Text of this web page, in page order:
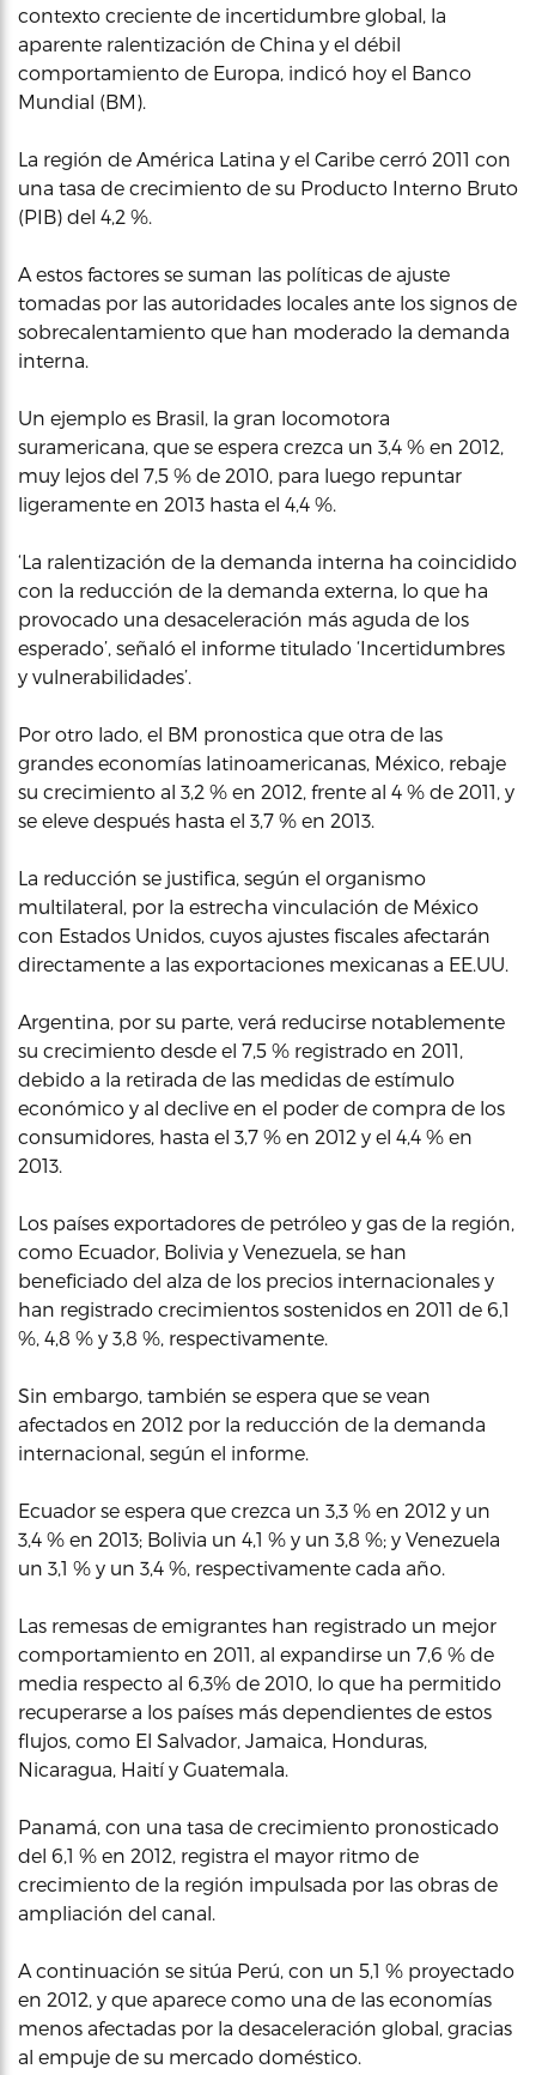
contexto creciente de incertidumbre global, la
aparente ralentización de China y el débil
comportamiento de Europa, indicó hoy el Banco
Mundial (BM).
La región de América Latina y el Caribe cerró 2011 con
una tasa de crecimiento de su Producto Interno Bruto
(PIB) del 4,2 %.
A estos factores se suman las políticas de ajuste
tomadas por las autoridades locales ante los signos de
sobrecalentamiento que han moderado la demanda
interna.
Un ejemplo es Brasil, la gran locomotora
suramericana, que se espera crezca un 3,4 % en 2012,
muy lejos del 7,5 % de 2010, para luego repuntar
ligeramente en 2013 hasta el 4,4 %.
‘La ralentización de la demanda interna ha coincidido
con la reducción de la demanda externa, lo que ha
provocado una desaceleración más aguda de los
esperado’, señaló el informe titulado ‘Incertidumbres
y vulnerabilidades’.
Por otro lado, el BM pronostica que otra de las
grandes economías latinoamericanas, México, rebaje
su crecimiento al 3,2 % en 2012, frente al 4 % de 2011, y
se eleve después hasta el 3,7 % en 2013.
La reducción se justifica, según el organismo
multilateral, por la estrecha vinculación de México
con Estados Unidos, cuyos ajustes fiscales afectarán
directamente a las exportaciones mexicanas a EE.UU.
Argentina, por su parte, verá reducirse notablemente
su crecimiento desde el 7,5 % registrado en 2011,
debido a la retirada de las medidas de estímulo
económico y al declive en el poder de compra de los
consumidores, hasta el 3,7 % en 2012 y el 4,4 % en
2013.
Los países exportadores de petróleo y gas de la región,
como Ecuador, Bolivia y Venezuela, se han
beneficiado del alza de los precios internacionales y
han registrado crecimientos sostenidos en 2011 de 6,1
%, 4,8 % y 3,8 %, respectivamente.
Sin embargo, también se espera que se vean
afectados en 2012 por la reducción de la demanda
internacional, según el informe.
Ecuador se espera que crezca un 3,3 % en 2012 y un
3,4 % en 2013; Bolivia un 4,1 % y un 3,8 %; y Venezuela
un 3,1 % y un 3,4 %, respectivamente cada año.
Las remesas de emigrantes han registrado un mejor
comportamiento en 2011, al expandirse un 7,6 % de
media respecto al 6,3% de 2010, lo que ha permitido
recuperarse a los países más dependientes de estos
flujos, como El Salvador, Jamaica, Honduras,
Nicaragua, Haití y Guatemala.
Panamá, con una tasa de crecimiento pronosticado
del 6,1 % en 2012, registra el mayor ritmo de
crecimiento de la región impulsada por las obras de
ampliación del canal.
A continuación se sitúa Perú, con un 5,1 % proyectado
en 2012, y que aparece como una de las economías
menos afectadas por la desaceleración global, gracias
al empuje de su mercado doméstico.